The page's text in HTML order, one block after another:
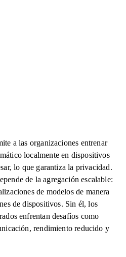
a las organizaciones entrenar
localmente en dispositivos
lo que garantiza la privacidad.
de la agregación escalable:
de modelos de manera
de dispositivos. Sin él, los
enfrentan desafíos como
rendimiento reducido y